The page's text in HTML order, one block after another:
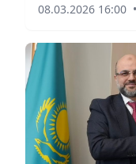
сообщает
08.03.2026 16:00 •